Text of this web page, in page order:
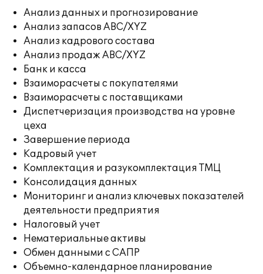
Анализ данных и прогнозирование
Анализ запасов ABC/XYZ
Анализ кадрового состава
Анализ продаж ABC/XYZ
Банк и касса
Взаиморасчеты с покупателями
Взаиморасчеты с поставщиками
Диспетчеризация производства на уровне
цеха
Завершение периода
Кадровый учет
Комплектация и разукомплектация ТМЦ
Консолидация данных
Мониторинг и анализ ключевых показателей
деятельности предприятия
Налоговый учет
Нематериальные активы
Обмен данными с САПР
Объемно-календарное планирование